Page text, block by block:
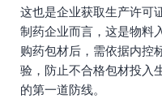
这也是企业获取生产许可
制药企业而言，这是物料
购药包材后，需依据内控
验，防止不合格包材投入
的第一道防线。